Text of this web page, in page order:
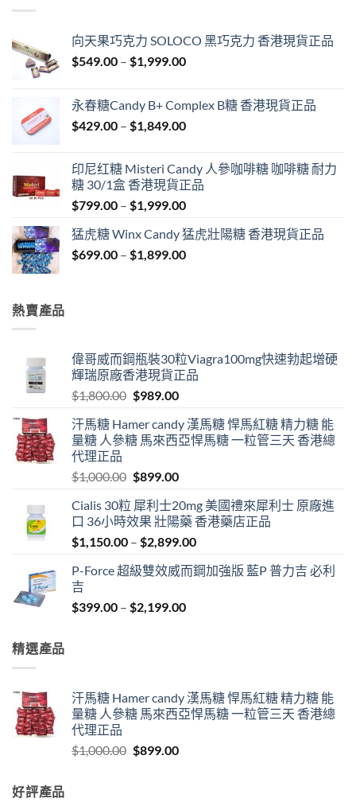
向天果巧克力 SOLOCO 黑巧克力 香港現貨正品
$549.00 – $1,999.00Price
through
$1,999.00
永春糖Candy B+ Complex B糖 香港現貨正品
$429.00 – $1,849.00Price
through
$1,849.00
印尼红糖 Misteri Candy 人參咖啡糖 咖啡糖 耐力
糖 30/1盒 香港現貨正品
$799.00 – $1,999.00Price
$799.00
through
猛虎糖 Winx Candy 猛虎壯陽糖 香港現貨正品
$699.00 – $1,899.00Price
熱賣產品
偉哥威而鋼瓶裝30粒Viagra100mg快速勃起增硬
輝瑞原廠香港現貨正品
$1,800.00 Original
was:
$1,800.00.
$989.00Current
is:
$989.00.
汗馬糖 Hamer candy 漢馬糖 悍馬紅糖 精力糖 能
量糖 人參糖 馬來西亞悍馬糖 一粒管三天 香港總
代理正品
$1,000.00 Original
was:
$1,000.00.
$899.00Current
is:
$899.00.
Cialis 30粒 犀利士20mg 美國禮來犀利士 原廠進
口 36小時效果 壯陽藥 香港藥店正品
$1,150.00 – $2,899.00Price
$1,150.00
P-Force 超級雙效威而鋼加強版 藍P 普力吉 必利
吉
$399.00 – $2,199.00Price
精選產品
汗馬糖 Hamer candy 漢馬糖 悍馬紅糖 精力糖 能
量糖 人參糖 馬來西亞悍馬糖 一粒管三天 香港總
代理正品
$1,000.00 Original
$899.00Current
好評產品